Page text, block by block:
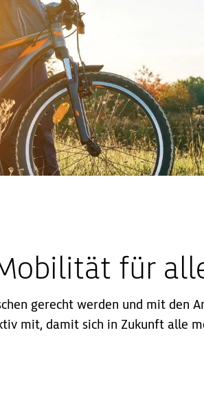
für
gerecht werden und mit den
mit, damit sich in Zukunft alle